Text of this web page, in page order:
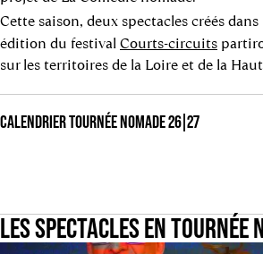
Cette saison, deux spectacles créés dans
édition du festivalCourts-circuits
sur les territoires de la Loire et de la
CALENDRIER TOURNÉE NOMADE 26|27
LES SPECTACLES EN TOURNÉE